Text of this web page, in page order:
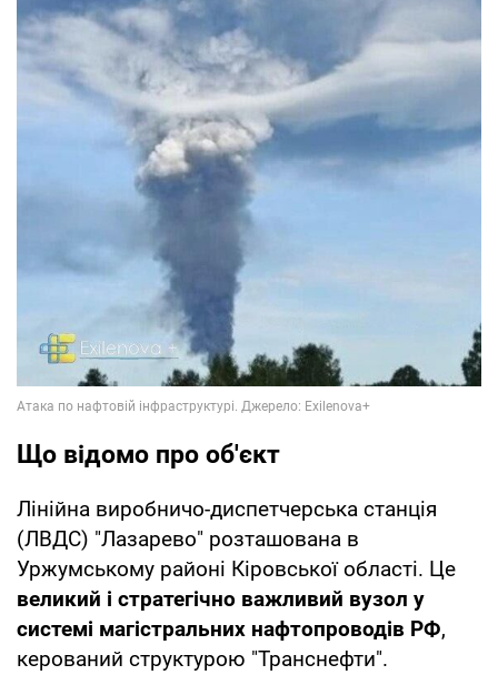
Що відомо про об'єкт
Лінійна виробничо-диспетчерська станція
(ЛВДС) "Лазарево" розташована в
Уржумському районі Кіровської області. Це
великий і стратегічно важливий вузол у
системі магістральних нафтопроводів РФ,
керований структурою "Транснефти".